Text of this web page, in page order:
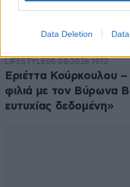
Data Deletion
LIFESTYLE08·08·2026 19:12
Εριέττα Κούρκουλου –
φιλιά με τον Βύρωνα
ευτυχίας δεδομένη»